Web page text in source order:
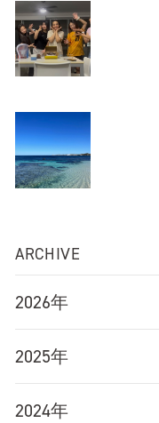
ARCHIVE
2026年
2025年
2024年